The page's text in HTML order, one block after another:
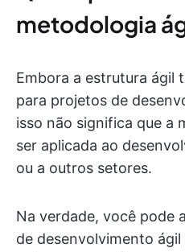
metodologia
Embora a estrutura ágil
para projetos de
isso não significa que a
ser aplicada ao
ou a outros setores.
Na verdade, você pode
de desenvolvimento